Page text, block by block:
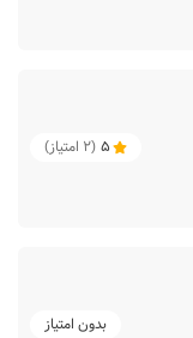
5
(
2 امتیاز)
بدون امتیاز